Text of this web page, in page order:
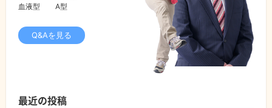
血液型
A型
Q&Aを見る
最近の投稿